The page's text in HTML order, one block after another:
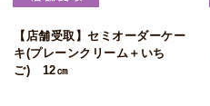
【店舗受取】セミオーダーケー
キ(プレーンクリーム＋いち
ご) 12㎝